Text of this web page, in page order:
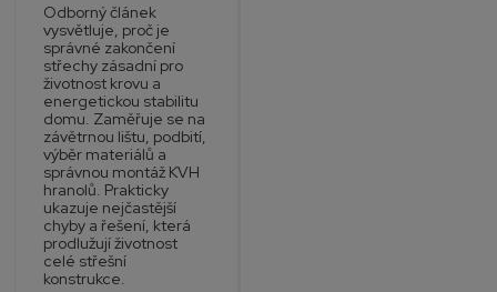
Odborný článek
vysvětluje, proč je
správné zakončení
střechy zásadní pro
životnost krovu a
energetickou stabilitu
domu. Zaměřuje se na
závětrnou lištu, podbití,
výběr materiálů a
správnou montáž KVH
hranolů. Prakticky
ukazuje nejčastější
chyby a řešení, která
prodlužují životnost
celé střešní
konstrukce.